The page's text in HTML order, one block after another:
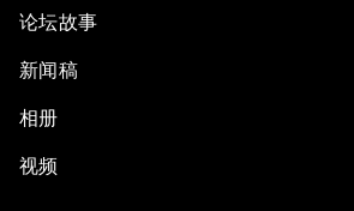
论坛故事
新闻稿
相册
视频